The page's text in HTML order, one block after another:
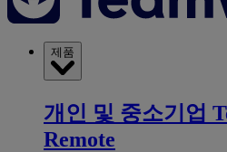
제품
개인 및 중소기업
Remote